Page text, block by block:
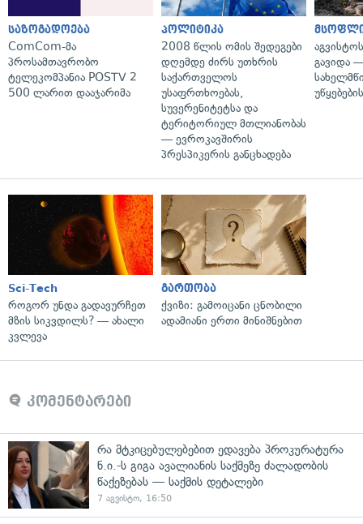
საზოგადოება
ComCom-მა
პროსამთავრობო
ტელეკომპანია POSTV 2
500 ლარით დააჯარიმა
პოლიტიკა
2008 წლის ომის შედეგები
დღემდე ძირს უთხრის
საქართველოს
უსაფრთხოებას,
სუვერენიტეტსა და
ტერიტორიულ მთლიანობას
— ევროკავშირის
პრესპიკერის განცხადება
გავიდა
Sci-Tech
როგორ უნდა გადავურჩეთ
მზის სიკვდილს? — ახალი
კვლევა
გართობა
ქვიზი: გამოიცანი ცნობილი
ადამიანი ერთი მინიშნებით
კომენტარები
რა მტკიცებულებებით ედავება პროკურატურა
ნ.ი.-ს გიგა ავალიანის საქმეზე ძალადობის
წაქეზებას — საქმის დეტალები
7 აგვისტო, 16:50